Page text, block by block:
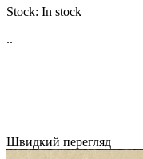
Stock: In stock
..
Швидкий перегляд